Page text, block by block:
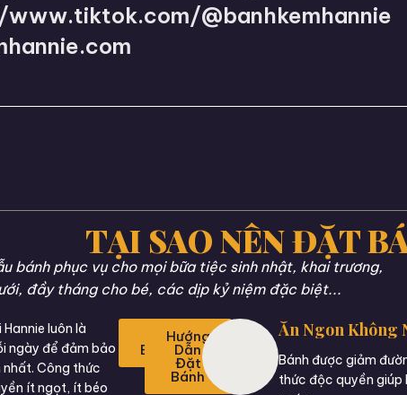
@banhkemhannie
TẠI SAO NÊN ĐẶT
bánh phục vụ cho mọi bữa tiệc sinh nhật, khai trương,
đầy tháng cho bé, các dịp kỷ niệm đặc biệt...
luôn là
ngày để đảm bảo
Công thức
ít ngọt, ít béo
Đặt
Bánh
Hướng
Dẫn
Đặt
Bánh
Ăn Ngon Không
Bánh được giảm
thức độc quyền giúp